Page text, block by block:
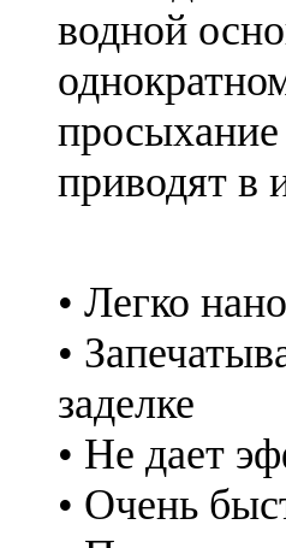
водной
приводят в
• Легко
•
заделке
• Не дает
• Очень